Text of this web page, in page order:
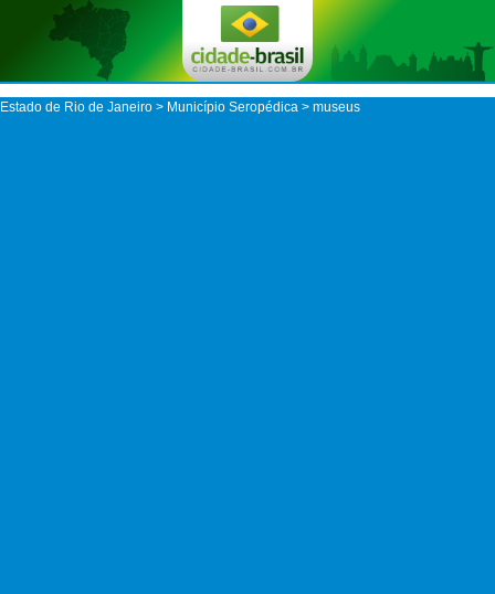
Estado de Rio de Janeiro > Município Seropédica > museus